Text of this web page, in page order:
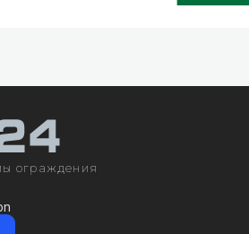
ограждения